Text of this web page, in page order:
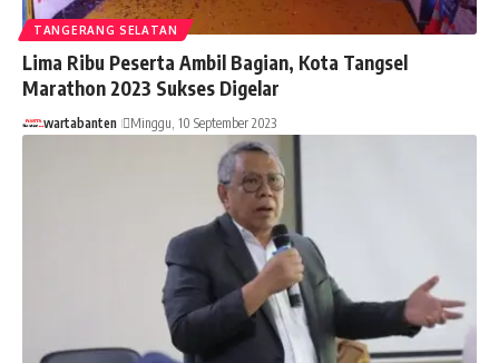
TANGERANG SELATAN
Lima Ribu Peserta Ambil Bagian, Kota Tangsel
Marathon 2023 Sukses Digelar
wartabanten Minggu, 10 September 2023